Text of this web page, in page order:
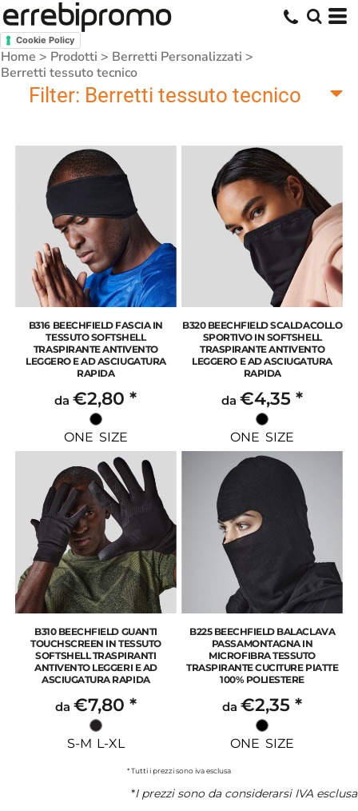
Cookie Policy
Home > Prodotti > Berretti Personalizzati >
Berretti tessuto tecnico
Filter: Berretti tessuto tecnico
B316 BEECHFIELD FASCIA IN
TESSUTO SOFTSHELL
TRASPIRANTE ANTIVENTO
LEGGERO E AD ASCIUGATURA
RAPIDA
da€2,80*
ONE SIZE
B320 BEECHFIELD SCALDACOLLO
SPORTIVO IN SOFTSHELL
TRASPIRANTE ANTIVENTO
LEGGERO E AD ASCIUGATURA
RAPIDA
da€4,35*
ONE SIZE
B310 BEECHFIELD GUANTI
TOUCHSCREEN IN TESSUTO
SOFTSHELL TRASPIRANTI
ANTIVENTO LEGGERI E AD
ASCIUGATURA RAPIDA
da €7,80 *
S-M L-XL
B225 BEECHFIELD BALACLAVA
PASSAMONTAGNA IN
MICROFIBRA TESSUTO
TRASPIRANTE CUCITURE PIATTE
100% POLIESTERE
da€2,35*
ONE SIZE
* Tutti i prezzi sono iva esclusa
*I prezzi sono da considerarsi IVA esclusa